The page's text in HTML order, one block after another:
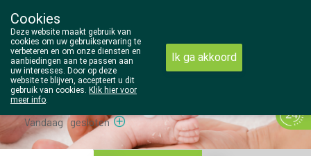
014/810298
Vandaag gesloten
Cookies
Deze website maakt gebruik van
cookies om uw gebruikservaring te
verbeteren en om onze diensten en
aanbiedingen aan te passen aan
uw interesses. Door op deze
website te blijven, accepteert u dit
gebruik van cookies. Klik hier voor
meer info.
Ik ga akkoord